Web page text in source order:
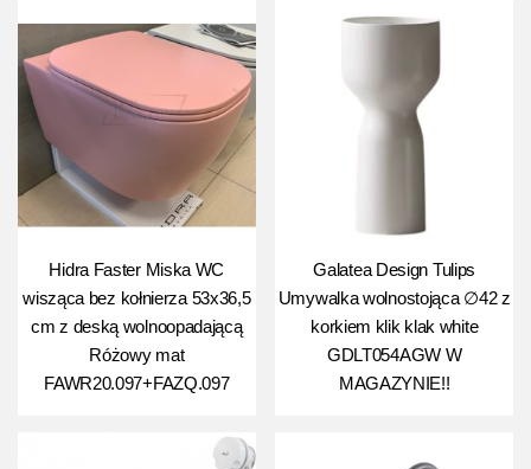
Hidra Faster Miska WC
wisząca bez kołnierza 53x36,5
cm z deską wolnoopadającą
Różowy mat
FAWR20.097+FAZQ.097
Galatea Design Tulips
Umywalka wolnostojąca ∅42 z
korkiem klik klak white
GDLT054AGW W
MAGAZYNIE!!